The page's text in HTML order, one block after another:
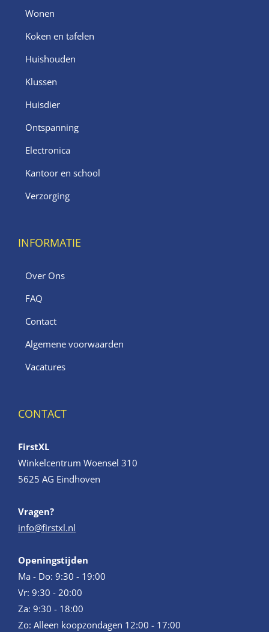
Wonen
Koken en tafelen
Huishouden
Klussen
Huisdier
Ontspanning
Electronica
Kantoor en school
Verzorging
INFORMATIE
Over Ons
FAQ
Contact
Algemene voorwaarden
Vacatures
CONTACT
FirstXL
Winkelcentrum Woensel 310
5625 AG Eindhoven
Vragen?
info@firstxl.nl
Openingstijden
Ma - Do: 9:30 - 19:00
Vr: 9:30 - 20:00
Za: 9:30 - 18:00
Zo: Alleen koopzondagen 12:00 - 17:00